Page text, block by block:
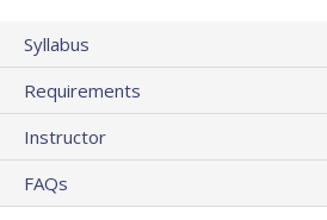
Syllabus
Requirements
Instructor
FAQs